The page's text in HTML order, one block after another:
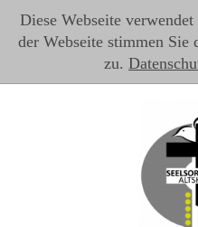
Diese Webseite
der Webseite stimmen Sie
zu.